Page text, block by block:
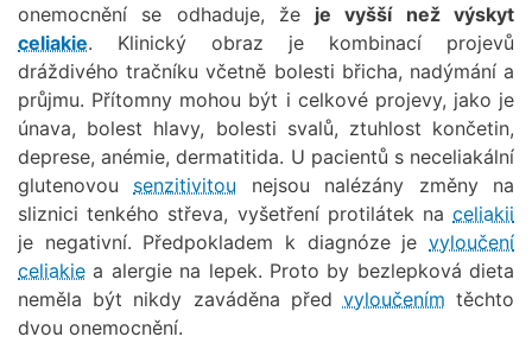
onemocnění se odhaduje, že je vyšší než výskyt
celiakie. Klinický obraz je kombinací projevů
dráždivého tračníku včetně bolesti břicha, nadýmání a
průjmu. Přítomny mohou být i celkové projevy, jako je
únava, bolest hlavy, bolesti svalů, ztuhlost končetin,
deprese, anémie, dermatitida. U pacientů s neceliakální
glutenovou senzitivitou nejsou nalézány změny na
sliznici tenkého střeva, vyšetření protilátek na celiakii
je negativní. Předpokladem k diagnóze je vyloučení
celiakie a alergie na lepek. Proto by bezlepková dieta
neměla být nikdy zaváděna před vyloučením těchto
dvou onemocnění.